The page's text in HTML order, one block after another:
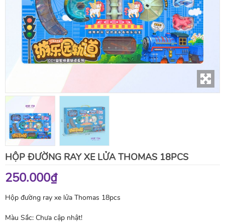
HỘP ĐƯỜNG RAY XE LỬA THOMAS 18PCS
250.000₫
Hộp đường ray xe lửa Thomas 18pcs
Màu Sắc: Chưa cập nhật!